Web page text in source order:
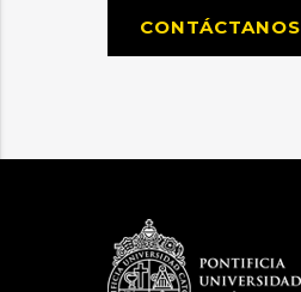
CONTÁCTANOS